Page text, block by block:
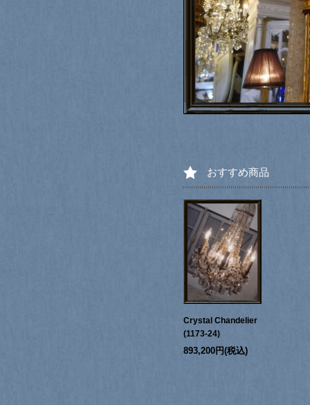
おすすめ商品
Crystal Chandelier
(1173-24)
893,200円(税込)